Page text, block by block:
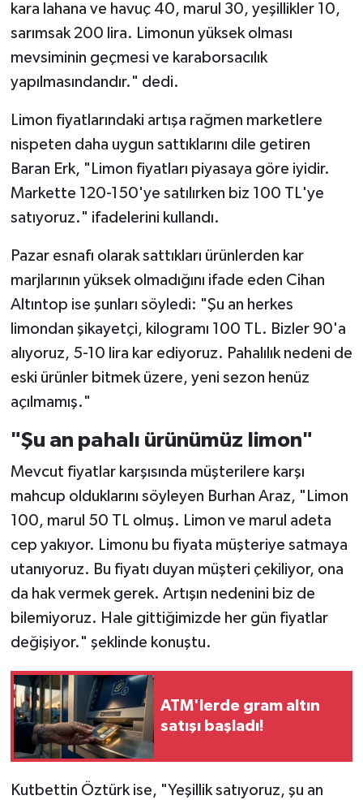
kara lahana ve havuç 40, marul 30, yeşillikler 10,
sarımsak 200 lira. Limonun yüksek olması
mevsiminin geçmesi ve karaborsacılık
yapılmasındandır." dedi.
Limon fiyatlarındaki artışa rağmen marketlere
nispeten daha uygun sattıklarını dile getiren
Baran Erk, "Limon fiyatları piyasaya göre iyidir.
Markette 120-150'ye satılırken biz 100 TL'ye
satıyoruz." ifadelerini kullandı.
Pazar esnafı olarak sattıkları ürünlerden kar
marjlarının yüksek olmadığını ifade eden Cihan
Altıntop ise şunları söyledi: "Şu an herkes
limondan şikayetçi, kilogramı 100 TL. Bizler 90'a
alıyoruz, 5-10 lira kar ediyoruz. Pahalılık nedeni de
eski ürünler bitmek üzere, yeni sezon henüz
açılmamış."
"Şu an pahalı ürünümüz limon"
Mevcut fiyatlar karşısında müşterilere karşı
mahcup olduklarını söyleyen Burhan Araz, "Limon
100, marul 50 TL olmuş. Limon ve marul adeta
cep yakıyor. Limonu bu fiyata müşteriye satmaya
utanıyoruz. Bu fiyatı duyan müşteri çekiliyor, ona
da hak vermek gerek. Artışın nedenini biz de
bilemiyoruz. Hale gittiğimizde her gün fiyatlar
değişiyor." şeklinde konuştu.
ATM'lerde gram altın
satışı başladı!
Kutbettin Öztürk ise, "Yeşillik satıyoruz, şu an